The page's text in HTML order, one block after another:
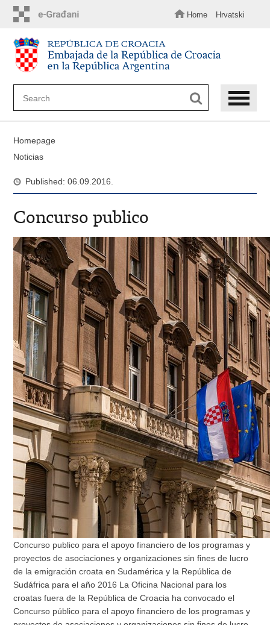
content
Home Hrvatski
Homepage
Noticias
Published: 06.09.2016.
Concurso publico
Concurso publico para el apoyo financiero de los programas y
proyectos de asociaciones y organizaciones sin fines de lucro
de la emigración croata en Sudamérica y la República de
Sudáfrica para el año 2016 La Oficina Nacional para los
croatas fuera de la República de Croacia ha convocado el
Concurso público para el apoyo financiero de los programas y